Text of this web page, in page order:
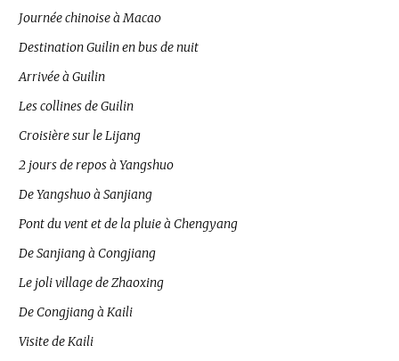
Journée chinoise à Macao
Destination Guilin en bus de nuit
Arrivée à Guilin
Les collines de Guilin
Croisière sur le Lijang
2 jours de repos à Yangshuo
De Yangshuo à Sanjiang
Pont du vent et de la pluie à Chengyang
De Sanjiang à Congjiang
Le joli village de Zhaoxing
De Congjiang à Kaili
Visite de Kaili